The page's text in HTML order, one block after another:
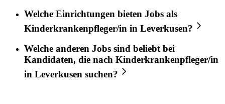
Welche Einrichtungen bieten Jobs als
Kinderkrankenpfleger/in in Leverkusen?
Welche anderen Jobs sind beliebt bei
Kandidaten, die nach Kinderkrankenpfleger/in
in Leverkusen suchen?